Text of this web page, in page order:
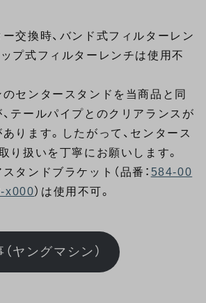
交換時、バンド式フィルターレン
プ式フィルターレンチは使用不
センタースタンドを当商品と同
テールパイプとのクリアランスが
ります。したがって、センタース
り扱いを丁寧にお願いします。
タンドブラケット（品番： 584-00
x000）は使用不可。
ヤングマシン）